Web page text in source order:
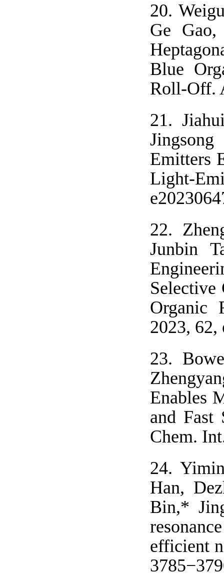
20.
Ge
Blue
Roll-Off.
21.
Emitters
Light-
22.
Junbin
Organic
2023, 62,
23.
Enables
and Fast
Chem.
24.
Han,
Bin,*
efficient